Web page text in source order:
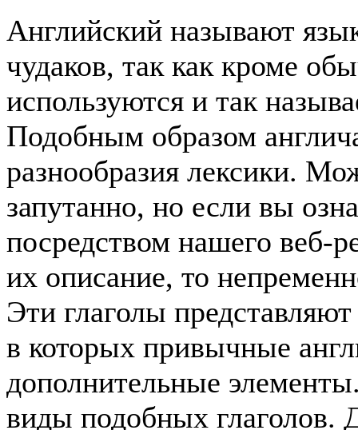
Английский называют
чудаков, так как кроме
используются и так
Подобным образом
разнообразия лексики.
запутанно, но если вы
посредством нашего веб-
их описание, то
Эти глаголы
в которых привычные
дополнительные
виды подобных глаголов.